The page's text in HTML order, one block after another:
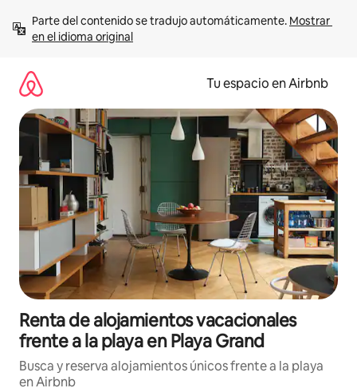
contenido
Parte del contenido se tradujo automáticamente. Mostrar
en el idioma original
Tu espacio en Airbnb
Renta de alojamientos vacacionales
frente a la playa en Playa Grand
Busca y reserva alojamientos únicos frente a la playa
en Airbnb